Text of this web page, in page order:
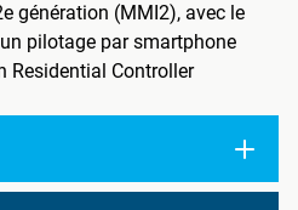
génération (MMI2), avec le
pilotage par smartphone
Residential Controller